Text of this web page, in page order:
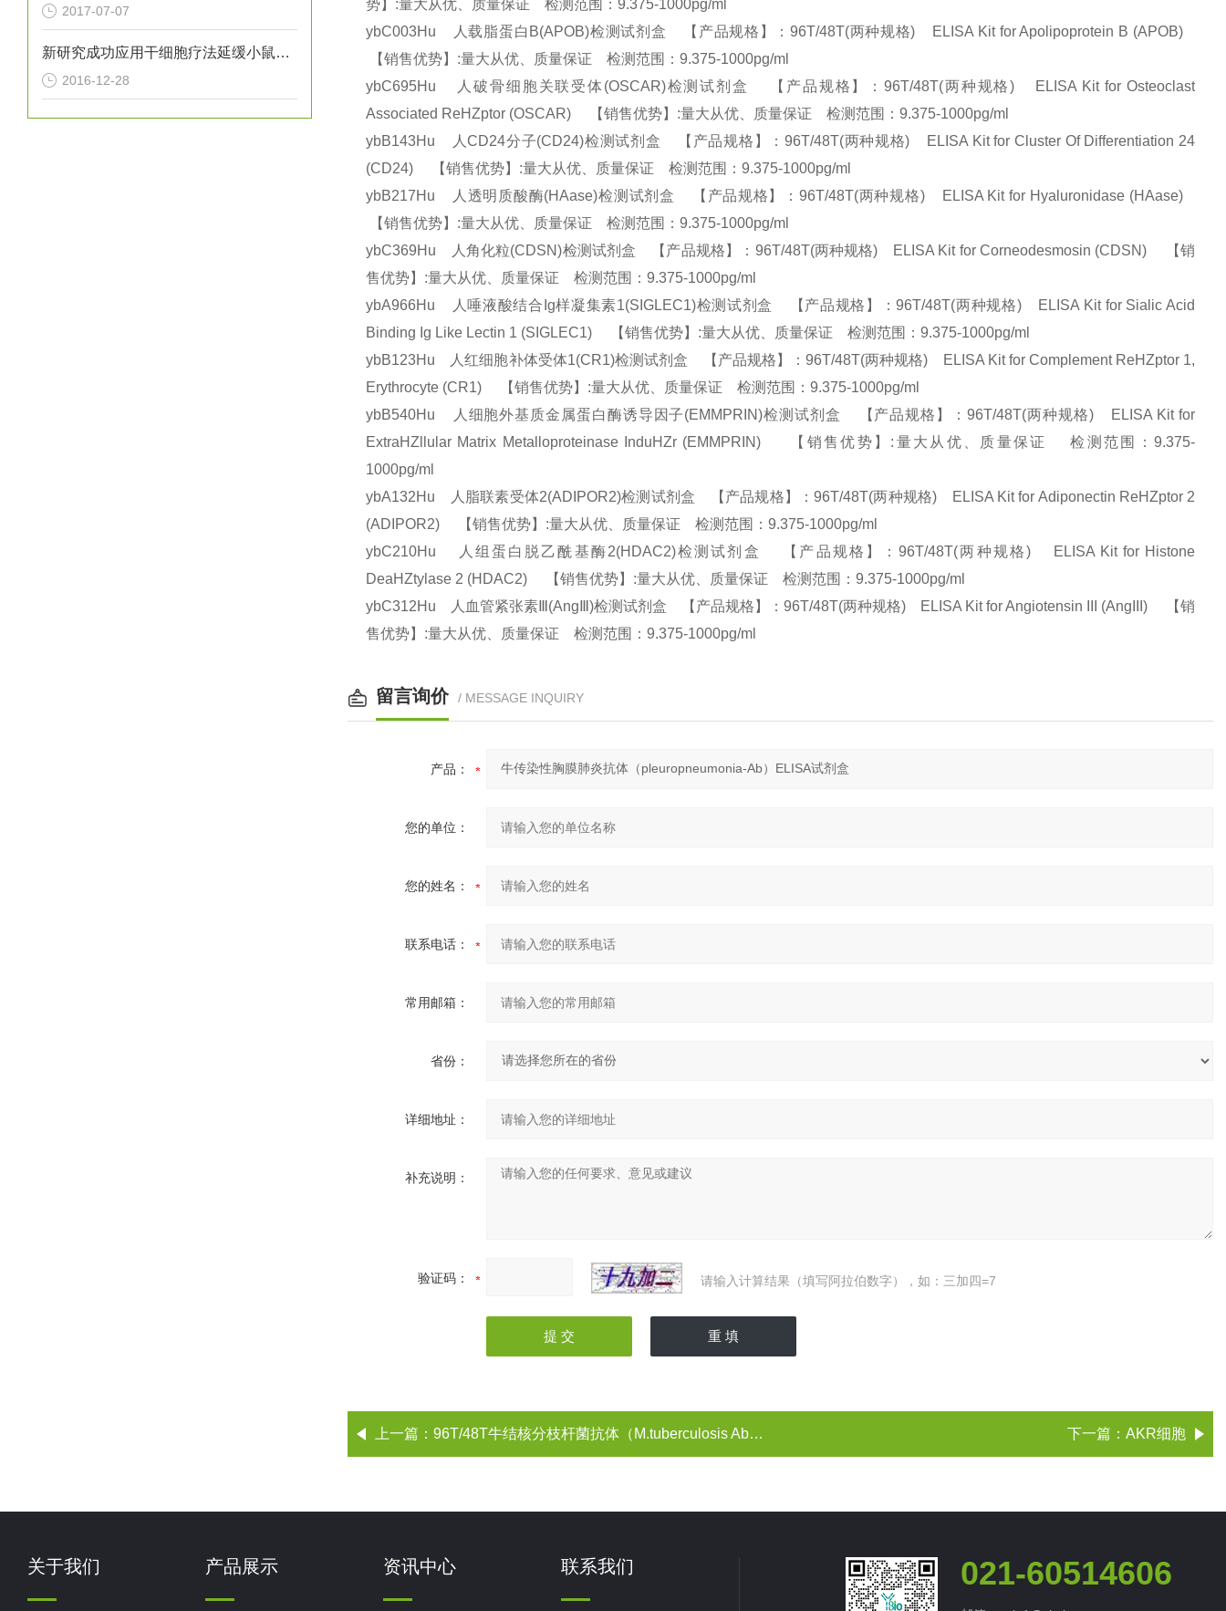
2017-07-07
新研究成功应用干细胞疗法延缓小鼠亨廷顿氏病进展
2016-12-28
势】:量大从优、质量保证 检测范围：9.375-1000pg/ml
ybC003Hu 人载脂蛋白B(APOB)检测试剂盒 【产品规格】：96T/48T(两种规格) ELISA Kit for Apolipoprotein B (APOB)
【销售优势】:量大从优、质量保证 检测范围：9.375-1000pg/ml
ybC695Hu 人破骨细胞关联受体(OSCAR)检测试剂盒 【产品规格】：96T/48T(两种规格) ELISA Kit for Osteoclast
Associated ReHZptor (OSCAR) 【销售优势】:量大从优、质量保证 检测范围：9.375-1000pg/ml
ybB143Hu 人CD24分子(CD24)检测试剂盒 【产品规格】：96T/48T(两种规格) ELISA Kit for Cluster Of Differentiation 24
(CD24) 【销售优势】:量大从优、质量保证 检测范围：9.375-1000pg/ml
ybB217Hu 人透明质酸酶(HAase)检测试剂盒 【产品规格】：96T/48T(两种规格) ELISA Kit for Hyaluronidase (HAase)
【销售优势】:量大从优、质量保证 检测范围：9.375-1000pg/ml
ybC369Hu 人角化粒(CDSN)检测试剂盒 【产品规格】：96T/48T(两种规格) ELISA Kit for Corneodesmosin (CDSN) 【销
售优势】:量大从优、质量保证 检测范围：9.375-1000pg/ml
ybA966Hu 人唾液酸结合Ig样凝集素1(SIGLEC1)检测试剂盒 【产品规格】：96T/48T(两种规格) ELISA Kit for Sialic Acid
Binding Ig Like Lectin 1 (SIGLEC1) 【销售优势】:量大从优、质量保证 检测范围：9.375-1000pg/ml
ybB123Hu 人红细胞补体受体1(CR1)检测试剂盒 【产品规格】：96T/48T(两种规格) ELISA Kit for Complement ReHZptor 1,
Erythrocyte (CR1) 【销售优势】:量大从优、质量保证 检测范围：9.375-1000pg/ml
ybB540Hu 人细胞外基质金属蛋白酶诱导因子(EMMPRIN)检测试剂盒 【产品规格】：96T/48T(两种规格) ELISA Kit for
ExtraHZllular Matrix Metalloproteinase InduHZr (EMMPRIN) 【销售优势】:量大从优、质量保证 检测范围：9.375-
1000pg/ml
ybA132Hu 人脂联素受体2(ADIPOR2)检测试剂盒 【产品规格】：96T/48T(两种规格) ELISA Kit for Adiponectin ReHZptor 2
(ADIPOR2) 【销售优势】:量大从优、质量保证 检测范围：9.375-1000pg/ml
ybC210Hu 人组蛋白脱乙酰基酶2(HDAC2)检测试剂盒 【产品规格】：96T/48T(两种规格) ELISA Kit for Histone
DeaHZtylase 2 (HDAC2) 【销售优势】:量大从优、质量保证 检测范围：9.375-1000pg/ml
ybC312Hu 人血管紧张素Ⅲ(AngⅢ)检测试剂盒 【产品规格】：96T/48T(两种规格) ELISA Kit for Angiotensin III (AngIII) 【销
售优势】:量大从优、质量保证 检测范围：9.375-1000pg/ml
留言询价 / MESSAGE INQUIRY
产品：
您的单位：
您的姓名：
联系电话：
常用邮箱：
省份：
详细地址：
补充说明：
验证码： 请输入计算结果（填写阿拉伯数字），如：三加四=7
上一篇： 96T/48T牛结核分枝杆菌抗体（M.tuberculosis Ab）ELISA试剂盒 下一篇： AKR细胞
关于我们 产品展示 资讯中心 联系我们 021-60514606